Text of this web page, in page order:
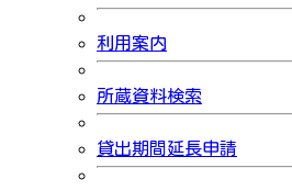
利用案内
所蔵資料検索
貸出期間延長申請